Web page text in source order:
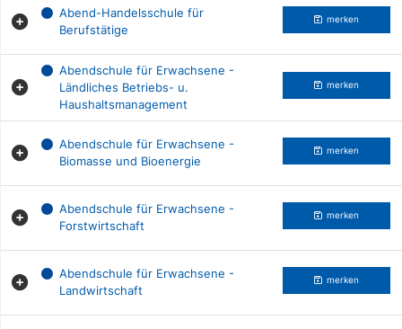
Abend-Handelsschule für
Berufstätige
merken
Abendschule für Erwachsene -
Ländliches Betriebs- u.
Haushaltsmanagement
merken
Abendschule für Erwachsene -
Biomasse und Bioenergie
merken
Abendschule für Erwachsene -
Forstwirtschaft
merken
Abendschule für Erwachsene -
Landwirtschaft
merken